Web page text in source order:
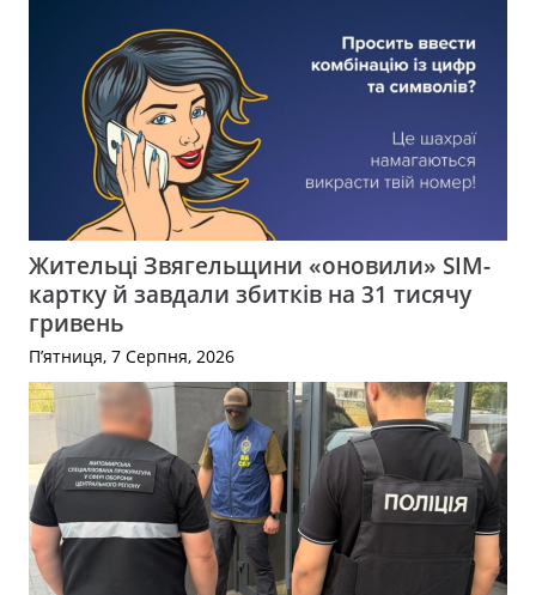
Жительці Звягельщини «оновили» SIM-
картку й завдали збитків на 31 тисячу
гривень
П’ятниця, 7 Серпня, 2026